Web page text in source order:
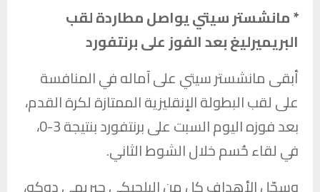
* مانشستر سيتي يواصل مطاردة لقب
البريميرليغ بعد الفوز على برنتفورد
أبقىمانشستر سيتيعلى آماله في المنافسة
على لقب البطولة الإنقليزية الممتازة لكرة القدم،
بعد فوزه اليوم السبت علىبرنتفورد
بنتيجة 3-0،
في لقاء حُسم خلال الشوط الثاني.
وسجّل الأهداف كل من البلجيكي جيريمي دوكو،